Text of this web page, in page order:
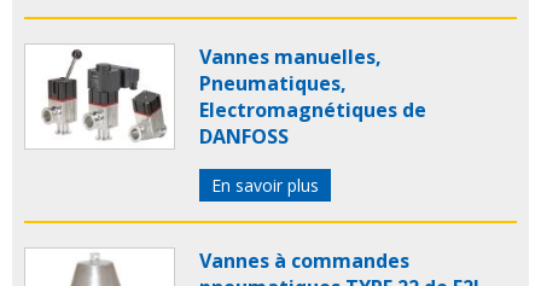
Vannes manuelles,
Pneumatiques,
Electromagnétiques de
DANFOSS
En savoir plus
Vannes à commandes